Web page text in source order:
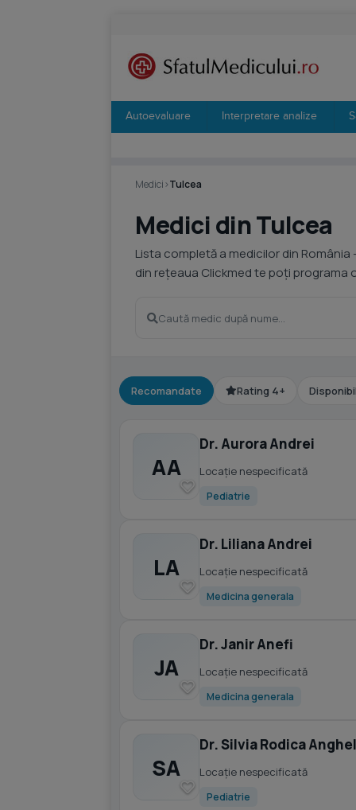
Autoevaluare Interpretare analize
Medici›Tulcea
Medici din Tulcea
Lista completă a medicilor din
din rețeaua Clickmed te poți programa
Recomandate Rating 4+
AA
Dr. Aurora Andrei
Locație nespecificată
Pediatrie
LA
Dr. Liliana Andrei
Locație nespecificată
Medicina generala
JA
Dr. Janir Anefi
Locație nespecificată
Medicina generala
SA
Dr. Silvia Rodica Anghel
Locație nespecificată
Pediatrie